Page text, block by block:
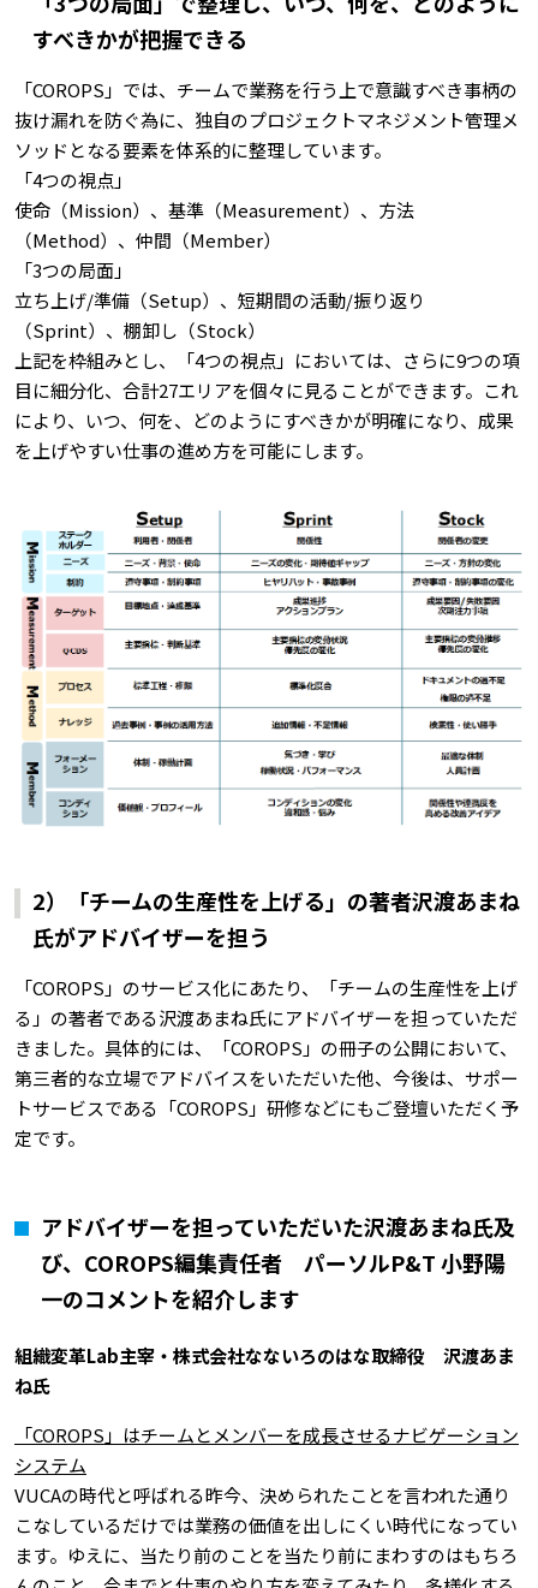
すべきかが把握できる
「COROPS」では、チームで業務を行う上で意識すべき事柄の
抜け漏れを防ぐ為に、独自のプロジェクトマネジメント管理メ
ソッドとなる要素を体系的に整理しています。
「4つの視点」
使命（Mission）、基準（Measurement）、方法
（Method）、仲間（Member）
「3つの局面」
立ち上げ/準備（Setup）、短期間の活動/振り返り
（Sprint）、棚卸し（Stock）
上記を枠組みとし、「4つの視点」においては、さらに9つの項
目に細分化、合計27エリアを個々に見ることができます。これ
により、いつ、何を、どのようにすべきかが明確になり、成果
を上げやすい仕事の進め方を可能にします。
2）「チームの生産性を上げる」の著者沢渡あまね
氏がアドバイザーを担う
「COROPS」のサービス化にあたり、「チームの生産性を上げ
る」の著者である沢渡あまね氏にアドバイザーを担っていただ
きました。具体的には、「COROPS」の冊子の公開において、
第三者的な立場でアドバイスをいただいた他、今後は、サポー
トサービスである「COROPS」研修などにもご登壇いただく予
定です。
アドバイザーを担っていただいた沢渡あまね氏及
び、COROPS編集責任者 パーソルP&T 小野陽
一のコメントを紹介します
組織変革Lab主宰・株式会社なないろのはな取締役 沢渡あま
ね氏
「COROPS」はチームとメンバーを成長させるナビゲーション
システム
VUCAの時代と呼ばれる昨今、決められたことを言われた通り
こなしているだけでは業務の価値を出しにくい時代になってい
ます。ゆえに、当たり前のことを当たり前にまわすのはもちろ